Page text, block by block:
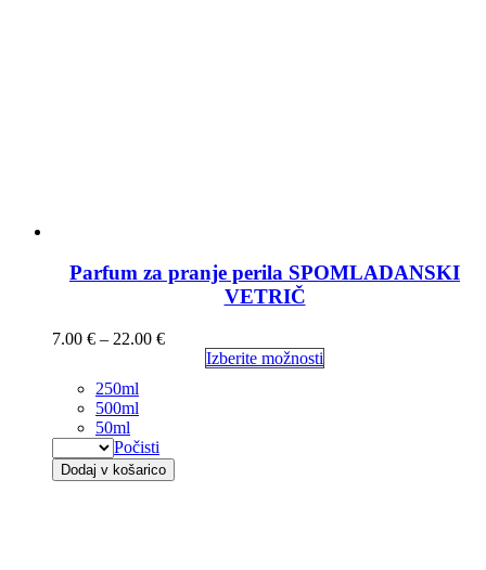
Parfum za pranje perila SPOMLADANSKI
VETRIČ
7.00 € – 22.00 €
Izberite možnosti
250ml
500ml
50ml
Počisti
Dodaj v košarico